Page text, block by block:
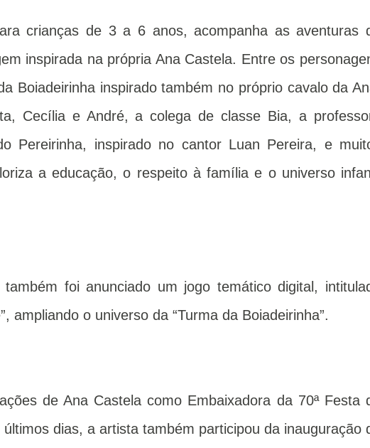
crianças de 3 a 6 anos, acompanha as aventuras
inspirada na própria Ana Castela. Entre os
Boiadeirinha inspirado também no próprio cavalo da
Cecília e André, a colega de classe Bia, a
Pereirinha, inspirado no cantor Luan Pereira, e
a educação, o respeito à família e o universo
foi anunciado um jogo temático digital,
ampliando o universo da “Turma da Boiadeirinha”.
de Ana Castela como Embaixadora da 70ª Festa
dias, a artista também participou da inauguração